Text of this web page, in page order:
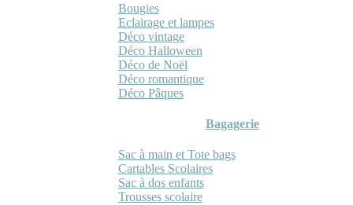
Bougies
Eclairage et lampes
Déco vintage
Déco Halloween
Déco de Noël
Déco romantique
Déco Pâques
Bagagerie
Sac à main et Tote bags
Cartables Scolaires
Sac à dos enfants
Trousses scolaire